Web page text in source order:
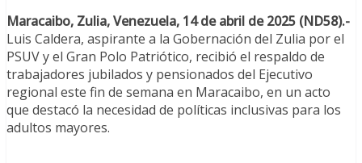
Maracaibo, Zulia, Venezuela, 14 de abril de 2025 (ND58).-
Luis Caldera, aspirante a la Gobernación del Zulia por el
PSUV y el Gran Polo Patriótico, recibió el respaldo de
trabajadores jubilados y pensionados del Ejecutivo
regional este fin de semana en Maracaibo, en un acto
que destacó la necesidad de políticas inclusivas para los
adultos mayores.